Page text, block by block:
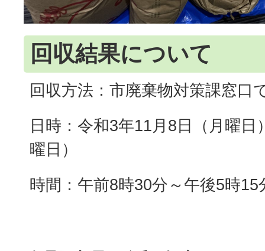
回収結果について
回収方法：市廃棄物対策課窓口
日時：令和3年11月8日（月曜日
曜日）
時間：午前8時30分～午後5時15